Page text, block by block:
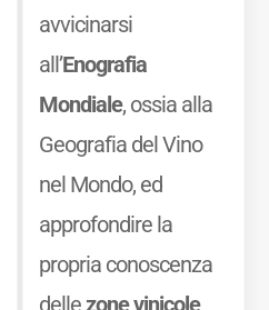
avvicinarsi
all’Enografia
Mondiale, ossia alla
Geografia del Vino
nel Mondo, ed
approfondire la
propria conoscenza
dellezone vinicole